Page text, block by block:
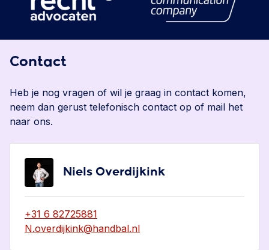
Contact
Heb je nog vragen of wil je graag in contact komen,
neem dan gerust telefonisch contact op of mail het
naar ons.
Niels Overdijkink
+31 6 82725881
N.overdijkink@handbal.nl